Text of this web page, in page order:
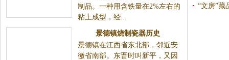
制品。一种用含铁量在2%左右的
粘土成型，经...
景德镇烧制瓷器历史
景德镇在江西省东北部，邻近安
徽省南部。东晋时叫新平，又因
“文房”藏